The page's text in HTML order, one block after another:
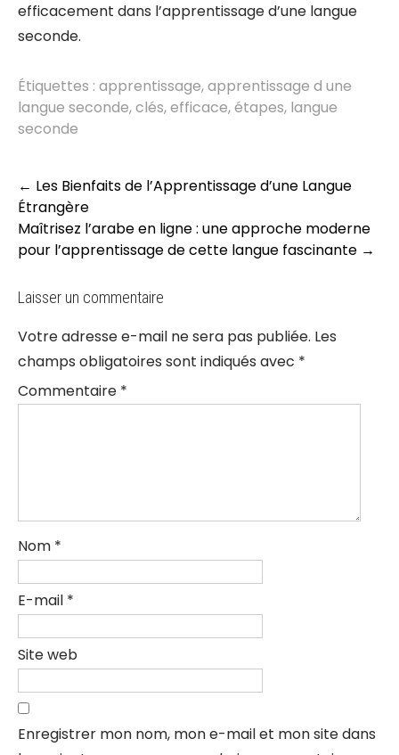
efficacement dans l’apprentissage d’une langue
seconde.
Étiquettes : apprentissage,apprentissage d une
langue seconde,clés,efficace,étapes, langue
seconde
Post
navigation
← Les Bienfaits de l’Apprentissage d’une Langue
Étrangère
Maîtrisez l’arabe en ligne : une approche moderne
pour l’apprentissage de cette langue fascinante →
Laisser un commentaire
Votre adresse e-mail ne sera pas publiée. Les
champs obligatoires sont indiqués avec *
Commentaire *
Nom *
E-mail *
Site web
Enregistrer mon nom, mon e-mail et mon site dans